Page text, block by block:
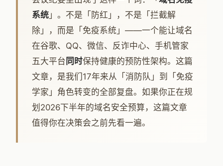
系统 」。不是「防红」，不是「拦截解
除」，而是「免疫系统」——一个能让域名
在谷歌、QQ、微信、反诈中心、手机管家
五大平台 同时保持健康的预防性架构。这篇
文章，是我们17年来从「消防队」到「免疫
学家」角色转变的全部复盘。如果你正在规
划2026下半年的域名安全预算，这篇文章
值得你在决策会之前先看一遍。